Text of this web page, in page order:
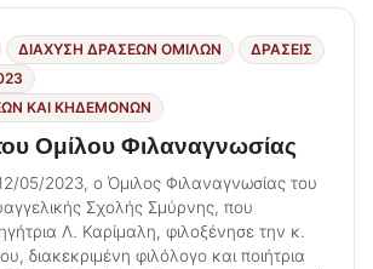
ΔΙΆΧΥΣΗ ΔΡΆΣΕΩΝ ΟΜΊΛΩΝ
ΔΡΑΣΕΙΣ
ΚΑΙ ΚΗΔΕΜΌΝΩΝ
Ομίλου Φιλαναγνωσίας
05/2023, ο Όμιλος Φιλαναγνωσίας του
Σχολής Σμύρνης, που
Λ. Καρίμαλη, φιλοξένησε την κ.
διακεκριμένη φιλόλογο και ποιήτρια